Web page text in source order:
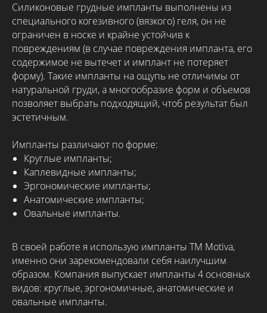
Силиконовые грудные импланты выполнены из
специального когезивного (вязкого) геля, он не
ограничен в носке и крайне устойчив к
повреждениям (в случае повреждения импланта, его
содержимое не вытечет и имплант не потеряет
форму). Такие импланты на ощупь не отличимы от
натуральной груди, а многообразие форм и объемов
позволяет выбрать подходящий, чтоб результат был
эстетичным.
Импланты различают по форме:
Круглые импланты;
Каплевидные импланты;
Эргономические импланты;
Анатомические импланты;
Овальные импланты.
В своей работе я использую импланты ТМ Motiva,
именно они зарекомендовали себя наилучшим
образом. Компания выпускает импланты 4 основных
видов: круглые, эргономичные, анатомические и
овальные импланты.